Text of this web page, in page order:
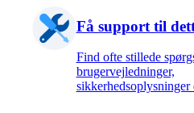
Få support til
Find ofte stillede
brugervejledninger,
sikkerhedsoplysninger